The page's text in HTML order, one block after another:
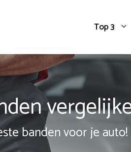
Top 3
banden voor je auto!